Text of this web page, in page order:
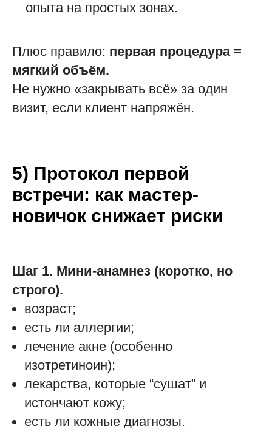
опыта на простых зонах.
Плюс правило: первая процедура =
мягкий объём.
Не нужно «закрывать всё» за один
визит, если клиент напряжён.
5) Протокол первой
встречи: как мастер-
новичок снижает риски
Шаг 1. Мини-анамнез (коротко, но
строго).
возраст;
есть ли аллергии;
лечение акне (особенно
изотретиноин);
лекарства, которые “сушат” и
истончают кожу;
есть ли кожные диагнозы.